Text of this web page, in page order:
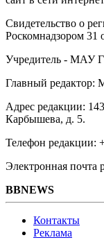
Свидетельство о
Роскомнадзором 31
Учредитель - МАУ
Главный редактор:
Адрес редакции:
Карбышева, д. 5.
Телефон редакции:
Электронная почта
BBNEWS
Контакты
Реклама